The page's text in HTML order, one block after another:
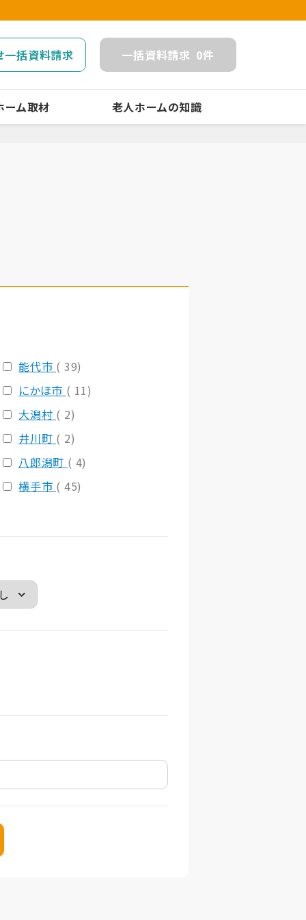
一括資料請求 一括資料請求 0件
ーム取材 老人ホームの知識
能代市 ( 39)
にかほ市 ( 11)
大潟村 ( 2)
井川町 ( 2)
八郎潟町 ( 4)
横手市 ( 45)